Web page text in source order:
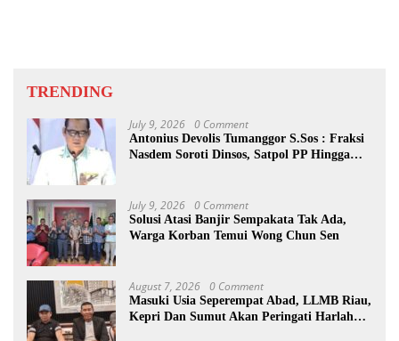
TRENDING
July 9, 2026 0 Comment
Antonius Devolis Tumanggor S.Sos : Fraksi
Nasdem Soroti Dinsos, Satpol PP Hingga
July 9, 2026 0 Comment
Solusi Atasi Banjir Sempakata Tak Ada,
Warga Korban Temui Wong Chun Sen
August 7, 2026 0 Comment
Masuki Usia Seperempat Abad, LLMB Riau,
Kepri Dan Sumut Akan Peringati Harlah